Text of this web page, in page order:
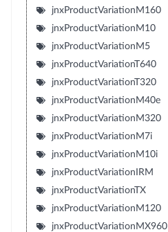
jnxProductVariationM160
jnxProductVariationM10
jnxProductVariationM5
jnxProductVariationT640
jnxProductVariationT320
jnxProductVariationM40e
jnxProductVariationM320
jnxProductVariationM7i
jnxProductVariationM10i
jnxProductVariationIRM
jnxProductVariationTX
jnxProductVariationM120
jnxProductVariationMX960